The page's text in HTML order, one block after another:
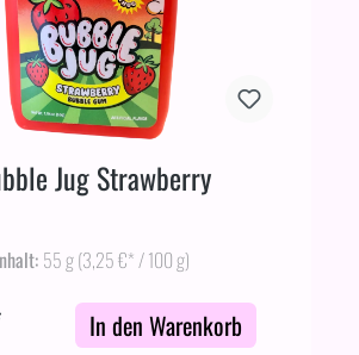
Jug Strawberry
55 g(3,25 €* / 100 g)
In den Warenkorb